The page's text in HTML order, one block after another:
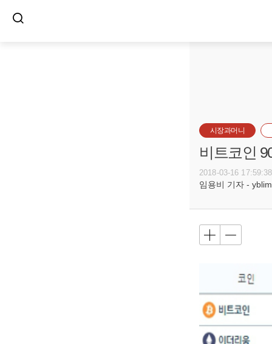
시장과머니
비트코인
2018-03-16 17:59:38
임용비 기자 -